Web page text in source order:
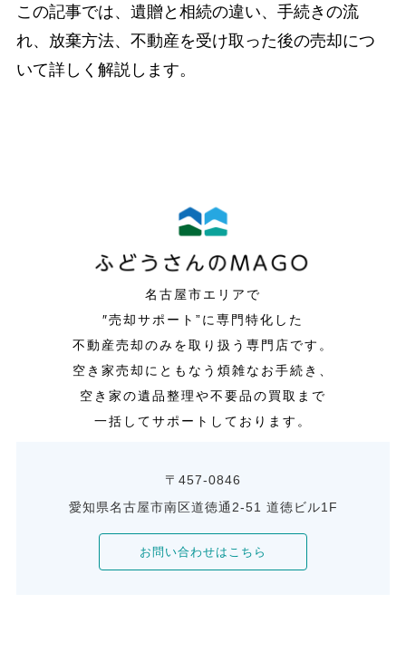
この記事では、遺贈と相続の違い、手続きの流
れ、放棄方法、不動産を受け取った後の売却につ
いて詳しく解説します。
名古屋市エリアで
″売却サポート”に専門特化した
不動産売却のみを取り扱う専門店です。
空き家売却にともなう煩雑なお手続き、
空き家の遺品整理や不要品の買取まで
一括してサポートしております。
〒457-0846
愛知県名古屋市南区道徳通2-51 道徳ビル1F
お問い合わせはこちら